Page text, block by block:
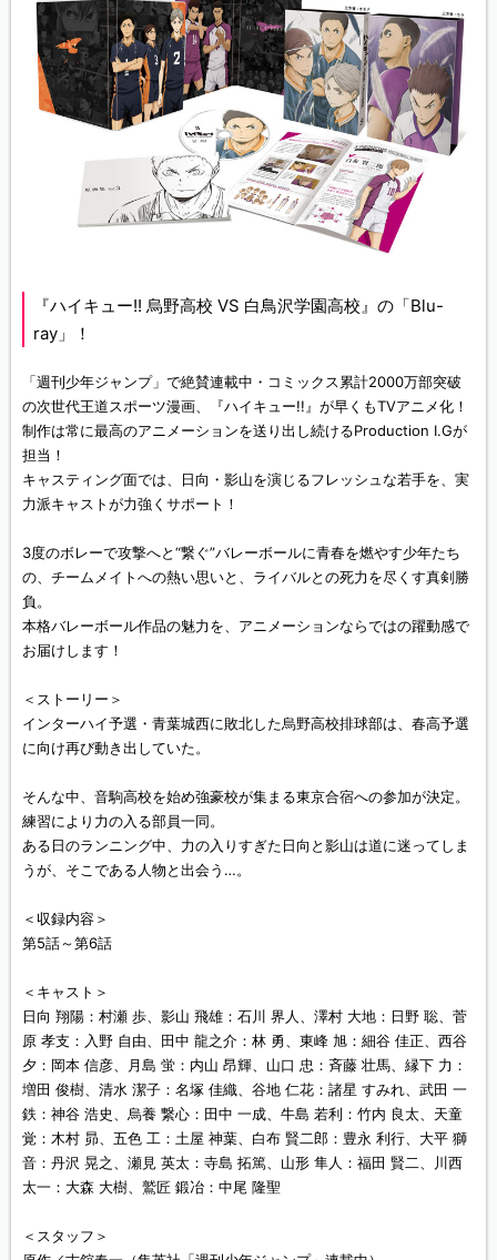
『ハイキュー!! 烏野高校 VS 白鳥沢学園高校』の「Blu-
ray」！
「週刊少年ジャンプ」で絶賛連載中・コミックス累計2000万部突破
の次世代王道スポーツ漫画、『ハイキュー!!』が早くもTVアニメ化！
制作は常に最高のアニメーションを送り出し続けるProduction I.Gが
担当！
キャスティング面では、日向・影山を演じるフレッシュな若手を、実
力派キャストが力強くサポート！
3度のボレーで攻撃へと“繋ぐ”バレーボールに青春を燃やす少年たち
の、チームメイトへの熱い思いと、ライバルとの死力を尽くす真剣勝
負。
本格バレーボール作品の魅力を、アニメーションならではの躍動感で
お届けします！
＜ストーリー＞
インターハイ予選・青葉城西に敗北した烏野高校排球部は、春高予選
に向け再び動き出していた。
そんな中、音駒高校を始め強豪校が集まる東京合宿への参加が決定。
練習により力の入る部員一同。
ある日のランニング中、力の入りすぎた日向と影山は道に迷ってしま
うが、そこである人物と出会う…。
＜収録内容＞
第5話～第6話
＜キャスト＞
日向 翔陽：村瀬 歩、影山 飛雄：石川 界人、澤村 大地：日野 聡、菅
原 孝支：入野 自由、田中 龍之介：林 勇、東峰 旭：細谷 佳正、西谷
夕：岡本 信彦、月島 蛍：内山 昂輝、山口 忠：斉藤 壮馬、縁下 力：
増田 俊樹、清水 潔子：名塚 佳織、谷地 仁花：諸星 すみれ、武田 一
鉄：神谷 浩史、烏養 繋心：田中 一成、牛島 若利：竹内 良太、天童
覚：木村 昴、五色 工：土屋 神葉、白布 賢二郎：豊永 利行、大平 獅
音：丹沢 晃之、瀬見 英太：寺島 拓篤、山形 隼人：福田 賢二、川西
太一：大森 大樹、鷲匠 鍛冶：中尾 隆聖
＜スタッフ＞